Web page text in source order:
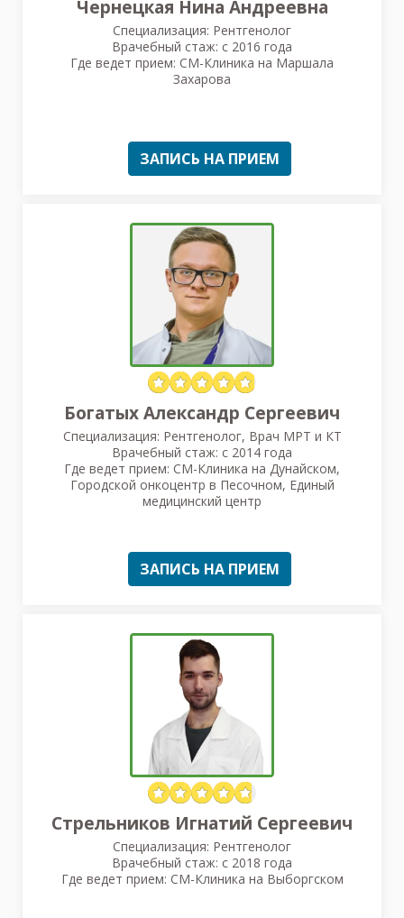
Чернецкая Нина Андреевна
Специализация: Рентгенолог
Врачебный стаж: с 2016 года
Где ведет прием: СМ-Клиника на Маршала
Захарова
ЗАПИСЬ НА ПРИЕМ
Богатых Александр Сергеевич
Специализация: Рентгенолог, Врач МРТ и КТ
Врачебный стаж: с 2014 года
Где ведет прием: СМ-Клиника на Дунайском,
Городской онкоцентр в Песочном, Единый
медицинский центр
ЗАПИСЬ НА ПРИЕМ
Стрельников Игнатий Сергеевич
Специализация: Рентгенолог
Врачебный стаж: с 2018 года
Где ведет прием: СМ-Клиника на Выборгском